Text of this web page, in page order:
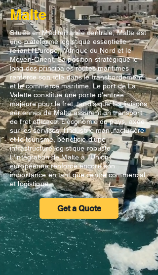
Malte
Située en Méditerranée centrale, Malte est
une plateforme logistique essentielle
reliant l'Europe, l'Afrique du Nord et le
Moyen-Orient. Sa position stratégique le
long des principales routes maritimes
renforce son rôle dans le transbordement
et le commerce maritime. Le port de La
Valette constitue une porte d'entrée
majeure pour le fret, tandis que les liaisons
aériennes de Malte assurent un transport
de fret efficace. L'économie du pays, axée
sur les services, l'industrie manufacturière
et le tourisme, bénéficie d'une
infrastructure logistique robuste.
L'intégration de Malte à l'Union
européenne renforce encore son
importance en tant que centre commercial
et logistique.
Get a Quote